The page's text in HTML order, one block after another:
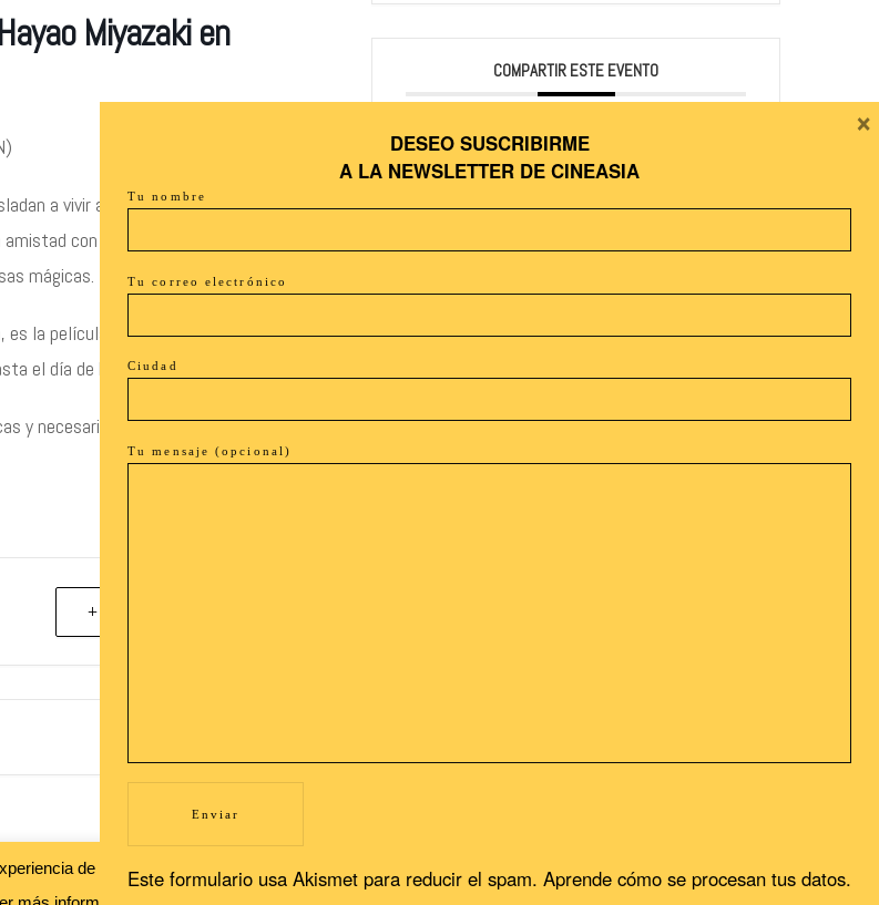
Miyazaki en
a vivir al campo mientras la madre se
con Totoro, un espíritu del bosque,
mágicas.
la película que situó a Hayao Miyazaki
el día de hoy.
y necesarias para interpretarla y
+ exportación iCal / Outlook
COMPARTIR ESTE EVENTO
nuestras novedades en tu buzón!
Newsletter
de usuario. Si continuas navegando, consideramos que acepta su uso. Puedes cambiar la configuración u
DESEO SUSCRIBIRME
A LA NEWSLETTER DE CINEASIA
Tu nombre
Tu correo electrónico
Ciudad
Tu mensaje (opcional)
Este formulario usa Akismet para reducir el spam. Aprende cómo se procesan tus datos.
×